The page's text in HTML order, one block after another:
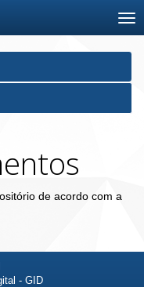
de acordo com a
- GID